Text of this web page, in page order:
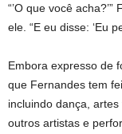
“’O que você
ele. “E eu disse: ‘Eu
Embora expresso de
que Fernandes tem
incluindo dança,
outros artistas e